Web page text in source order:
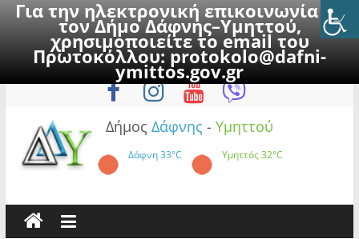
Για την ηλεκτρονική επικοινωνία με
τον Δήμο Δάφνης–Υμηττού,
χρησιμοποιείτε το email του
Πρωτοκόλλου:protokolo@dafni-
ymittos.gov.gr
to
Παρασκευή, 7 Αυγούστου 2026
Δήμος Δάφνης - Υμηττού
Δάφνη33°C Υμηττός32°C